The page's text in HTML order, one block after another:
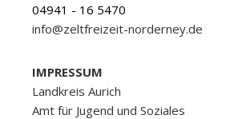
04941 - 16 5470
info@zeltfreizeit-norderney.de
IMPRESSUM
Landkreis Aurich
Amt für Jugend und Soziales